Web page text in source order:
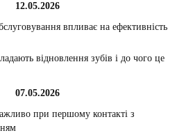
12.05.2026
впливає на ефективність
відновлення зубів і до чого це
07.05.2026
при першому контакті з